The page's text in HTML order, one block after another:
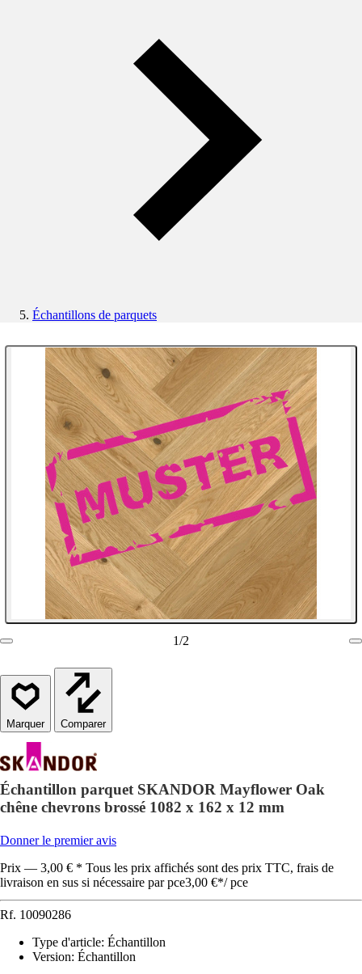
Échantillons de parquets
1/2
Comparer
Échantillon parquet SKANDOR Mayflower Oak
chêne chevrons brossé 1082 x 162 x 12 mm
Donner le premier avis
Prix — 3,00 € * Tous les prix affichés sont des prix TTC, frais de
livraison en sus si nécessaire par pce3,00 €*/ pce
Rf. 10090286
Type d'article: Échantillon
Version: Échantillon